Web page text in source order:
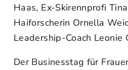
Haas, Ex-Skirennprofi
Haiforscherin Ornella
Leadership-Coach Leonie
Der Businesstag für